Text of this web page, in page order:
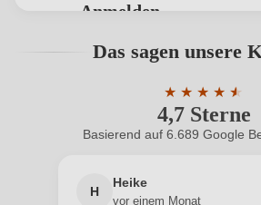
Weingut
Anmelden
Benutzern abgegeben werden.
Neuer Kunde? Neuer
Ihre E-Mail-Adresse
Das sagen unsere
4,7 Sterne
★ ★ ★ ★ ★
★
Basierend auf 6.689 Google
H
Heike
vor einem Monat